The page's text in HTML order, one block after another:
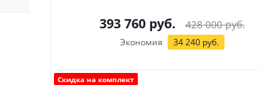
393 760руб. 428 000руб.
Экономия 34 240руб.
Скидка на комплект